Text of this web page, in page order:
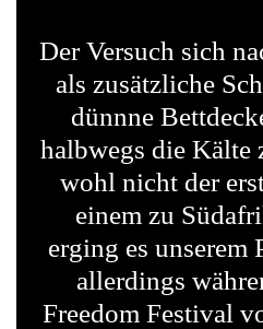
Der Versuch sich
als zusätzliche
dünnne
halbwegs die Kälte
wohl nicht der
einem zu
erging es unserem
allerdings
Freedom Festival